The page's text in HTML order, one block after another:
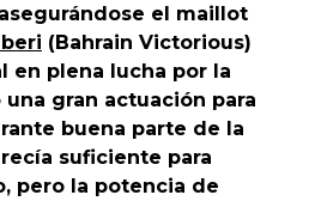
el maillot
(Bahrain Victorious)
en plena lucha por la
gran actuación para
buena parte de la
suficiente para
pero la potencia de